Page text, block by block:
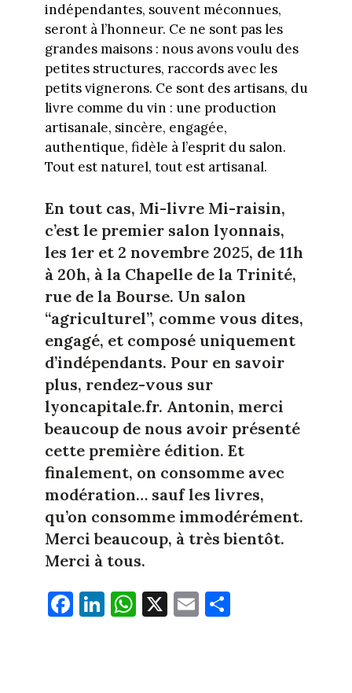
indépendantes, souvent méconnues,
seront à l’honneur. Ce ne sont pas les
grandes maisons : nous avons voulu des
petites structures, raccords avec les
petits vignerons. Ce sont des artisans, du
livre comme du vin : une production
artisanale, sincère, engagée,
authentique, fidèle à l’esprit du salon.
Tout est naturel, tout est artisanal.
En tout cas, Mi-livre Mi-raisin,
c’est le premier salon lyonnais,
les 1er et 2 novembre 2025, de 11h
à 20h, à la Chapelle de la Trinité,
rue de la Bourse. Un salon
“agriculturel”, comme vous dites,
engagé, et composé uniquement
d’indépendants. Pour en savoir
plus, rendez-vous sur
lyoncapitale.fr. Antonin, merci
beaucoup de nous avoir présenté
cette première édition. Et
finalement, on consomme avec
modération… sauf les livres,
qu’on consomme immodérément.
Merci beaucoup, à très bientôt.
Merci à tous.
Fa
ce
Li
nk
W
ha
X E
m
Pa